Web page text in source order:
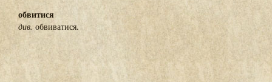
обвитися
див. обвиватися.